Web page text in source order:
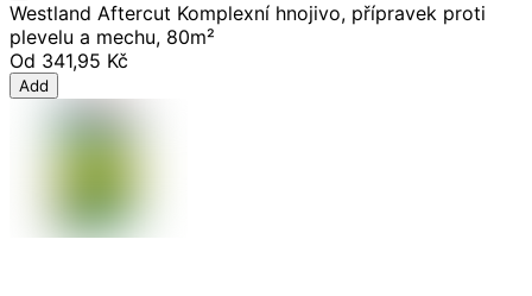
Westland Aftercut Komplexní hnojivo, přípravek proti
plevelu a mechu, 80m²
Od 341,95 Kč
Add